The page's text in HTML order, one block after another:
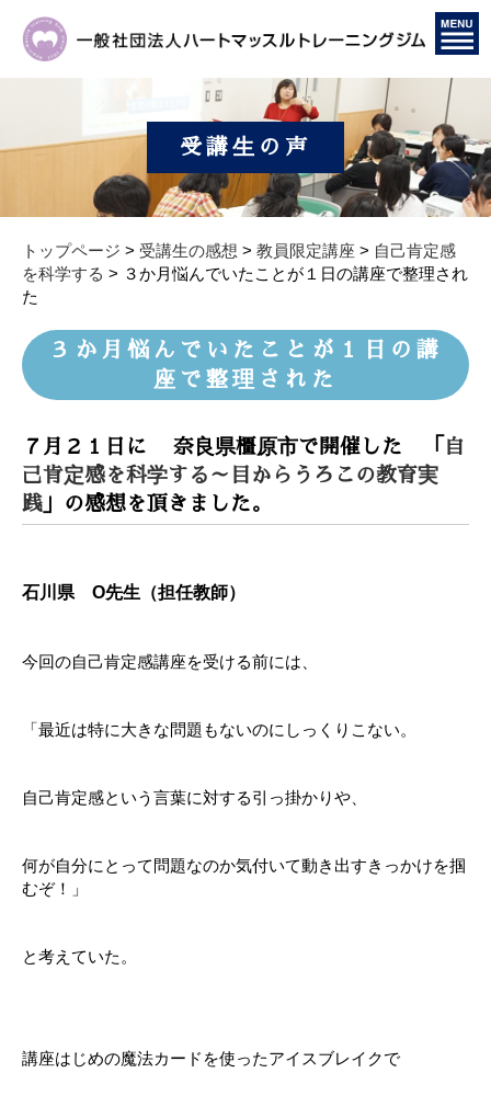
受講生の声
トップページ > 受講生の感想 > 教員限定講座 > 自己肯定感
を科学する > ３か月悩んでいたことが１日の講座で整理され
た
３か月悩んでいたことが１日の講
座で整理された
７月２１日に 奈良県橿原市で開催した 「 自
己肯定感を科学する～目からうろこの教育実
践 」の感想を頂きました。
石川県 O先生（担任教師）
今回の自己肯定感講座を受ける前には、
「最近は特に大きな問題もないのにしっくりこない。
自己肯定感という言葉に対する引っ掛かりや、
何が自分にとって問題なのか気付いて動き出すきっかけを掴
むぞ！」
と考えていた。
講座はじめの魔法カードを使ったアイスブレイクで